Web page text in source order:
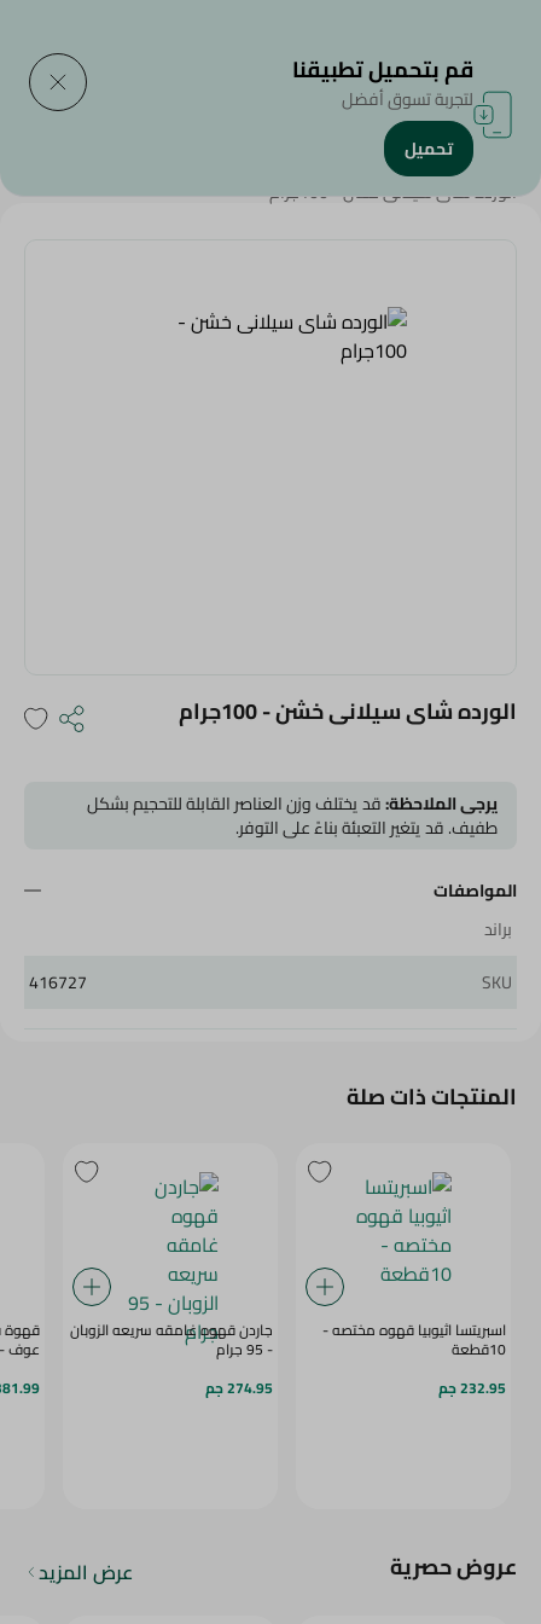
الرئيسية/المشروبات
الورده شاى سيلانى خشن - 100جرام
الورده شاى سيلانى خشن - 100جرام
يرجى الملاحظة:قد يختلف وزن العناصر القابلة للتحجيم بشكل
طفيف. قد يتغير التعبئة بناءً على التوفر.
المواصفات
براند
SKU
416727
المنتجات ذات صلة
اسبريتسا اثيوبيا قهوه مختصه -
10قطعة
232.95 جم
جاردن قهوه غامقه سريعه الزوبان
- 95 جرام
274.95 جم
قهوة
عوف - 200
381.99
عروض حصرية عرض المزيد
قم بتحميل تطبيقنا
لتجربة تسوق أفضل
تحميل